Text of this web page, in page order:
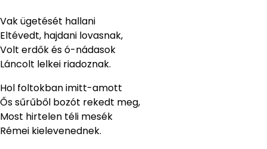
Vak ügetését hallani
Eltévedt, hajdani lovasnak,
Volt erdők és ó-nádasok
Láncolt lelkei riadoznak.
Hol foltokban imitt-amott
Ős sűrűből bozót rekedt meg,
Most hirtelen téli mesék
Rémei kielevenednek.